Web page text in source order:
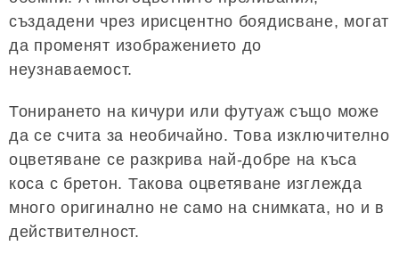
създадени чрез ирисцентно боядисване, могат
да променят изображението до
неузнаваемост.
Тонирането на кичури или футуаж също може
да се счита за необичайно. Това изключително
оцветяване се разкрива най-добре на къса
коса с бретон. Такова оцветяване изглежда
много оригинално не само на снимката, но и в
действителност.